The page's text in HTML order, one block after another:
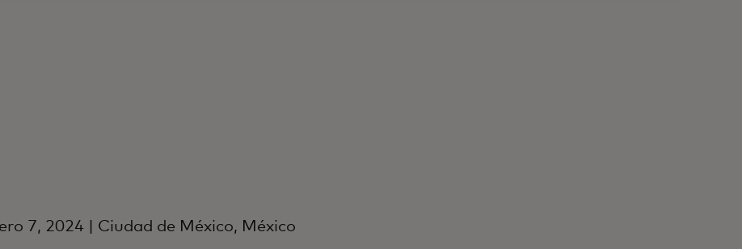
7, 2024 | Ciudad de México, México